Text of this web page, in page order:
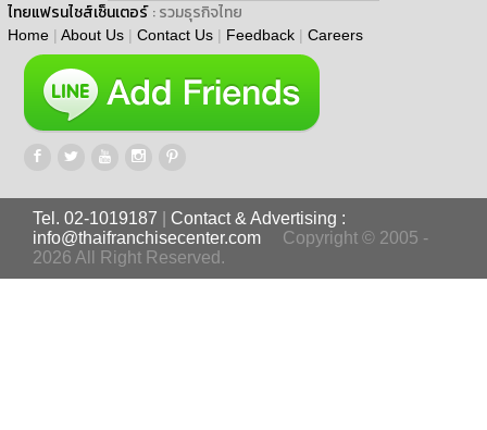
ไทยแฟรนไชส์เซ็นเตอร์ : รวมธุรกิจไทย
Home | About Us | Contact Us | Feedback | Careers
Tel. 02-1019187
Contact & Advertising :
info@thaifranchisecenter.com
Copyright © 2005 -
2026 All Right Reserved.